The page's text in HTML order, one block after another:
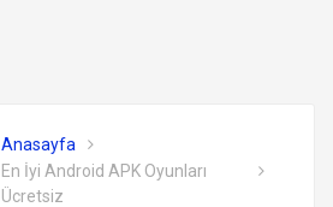
Anasayfa
En İyi Android APK Oyunları
Ücretsiz